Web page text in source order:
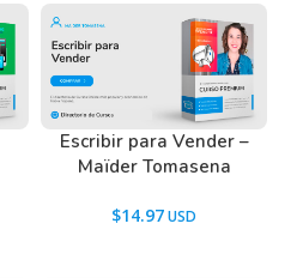
Escribir para Vender –
Maïder Tomasena
$14.97